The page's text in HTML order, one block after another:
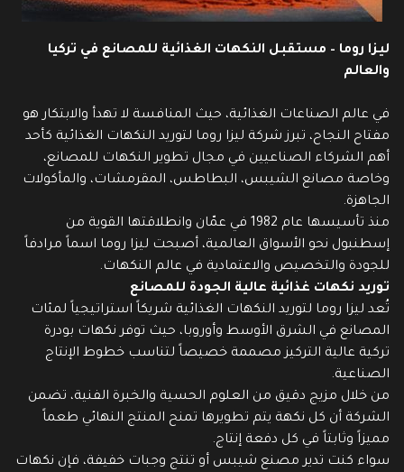
ليزا روما – مستقبل النكهات الغذائية للمصانع في تركيا
والعالم
في عالم الصناعات الغذائية، حيث المنافسة لا تهدأ والابتكار هو
مفتاح النجاح، تبرز شركة ليزا روما لتوريد النكهات الغذائية كأحد
أهم الشركاء الصناعيين في مجال تطوير النكهات للمصانع،
وخاصة مصانع الشيبس، البطاطس، المقرمشات، والمأكولات
الجاهزة.
منذ تأسيسها عام 1982 في عمّان وانطلاقتها القوية من
إسطنبول نحو الأسواق العالمية، أصبحت ليزا روما اسماً مرادفاً
للجودة والتخصيص والاعتمادية في عالم النكهات.
توريد نكهات غذائية عالية الجودة للمصانع
تُعد ليزا روما لتوريد النكهات الغذائية شريكاً استراتيجياً لمئات
المصانع في الشرق الأوسط وأوروبا، حيث توفر نكهات بودرة
تركية عالية التركيز مصممة خصيصاً لتناسب خطوط الإنتاج
الصناعية.
من خلال مزيج دقيق من العلوم الحسية والخبرة الفنية، تضمن
الشركة أن كل نكهة يتم تطويرها تمنح المنتج النهائي طعماً
مميزاً وثابتاً في كل دفعة إنتاج.
سواء كنت تدير مصنع شيبس أو تنتج وجبات خفيفة، فإن نكهات